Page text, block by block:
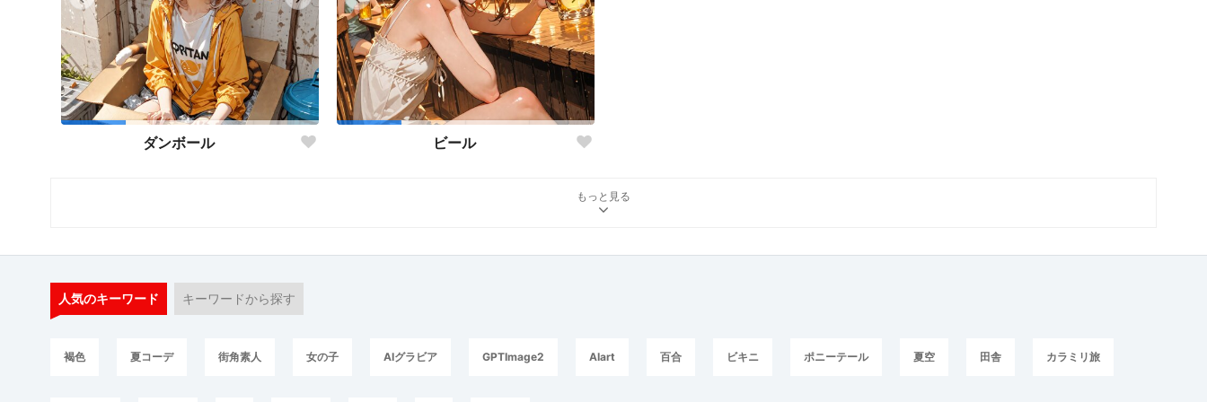
ダンボール ビール
もっと見る
人気のキーワード キーワードから探す
褐色 夏コーデ 街角素人 女の子 AIグラビア GPTImage2 AIart 百合 ビキニ ポニーテール 夏空 田舎 カラミリ旅